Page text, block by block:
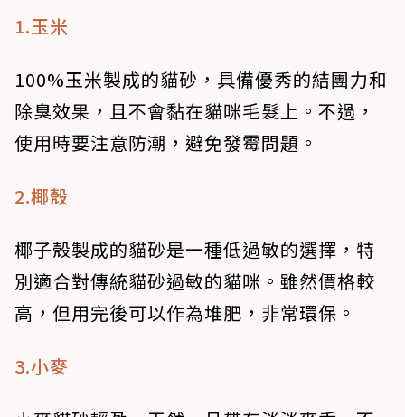
1.玉米
100%玉米製成的貓砂，具備優秀的結團力和
除臭效果，且不會黏在貓咪毛髮上。不過，
使用時要注意防潮，避免發霉問題。
2.椰殼
椰子殼製成的貓砂是一種低過敏的選擇，特
別適合對傳統貓砂過敏的貓咪。雖然價格較
高，但用完後可以作為堆肥，非常環保。
3.小麥